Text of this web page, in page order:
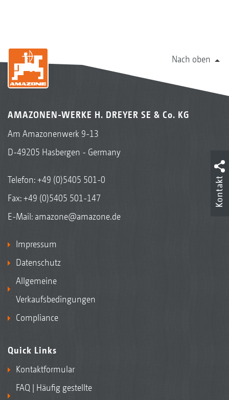
Nach oben
AMAZONEN-WERKE H. DREYER SE & Co. KG
Am Amazonenwerk 9-13
D-49205 Hasbergen - Germany
Telefon:+49 (0)5405 501-0
Fax: +49 (0)5405 501-147
E-Mail: amazone@amazone.de
Impressum
Datenschutz
Allgemeine
Verkaufsbedingungen
Compliance
Quick Links
Kontaktformular
FAQ | Häufig gestellte
Kontakt